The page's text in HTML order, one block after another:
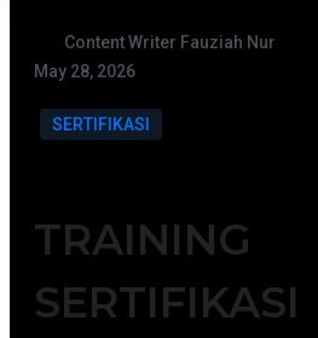
Content Writer Fauziah Nur
May 28, 2026
SERTIFIKASI
TRAINING
SERTIFIKASI